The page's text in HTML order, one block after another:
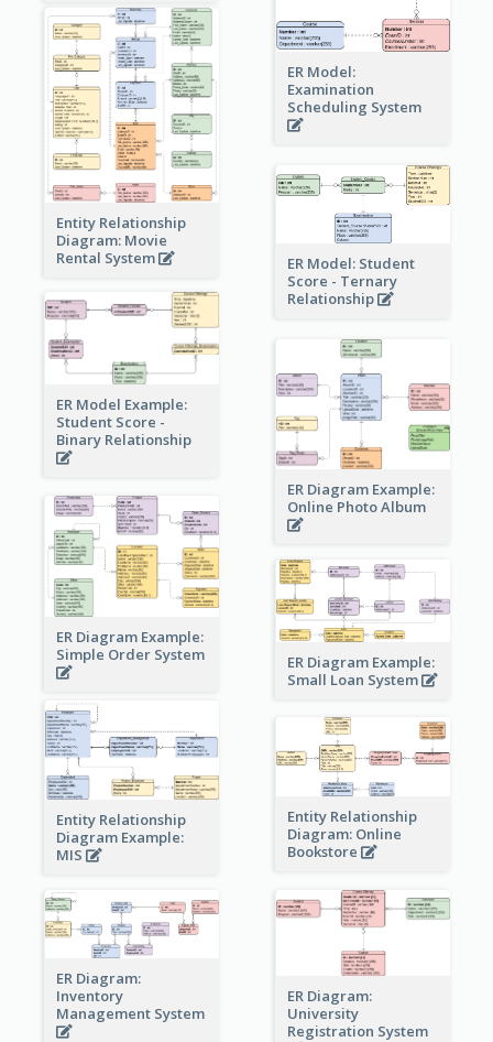
ER Model:
Examination
Scheduling System
Entity Relationship
Diagram: Movie
Rental System
ER Model: Student
Score - Ternary
Relationship
ER Model Example:
Student Score -
Binary Relationship
ER Diagram Example:
Online Photo Album
ER Diagram Example:
Simple Order System
ER Diagram Example:
Small Loan System
Entity Relationship
Diagram Example:
MIS
Entity Relationship
Diagram: Online
Bookstore
ER Diagram:
Inventory
Management System
ER Diagram:
University
Registration System